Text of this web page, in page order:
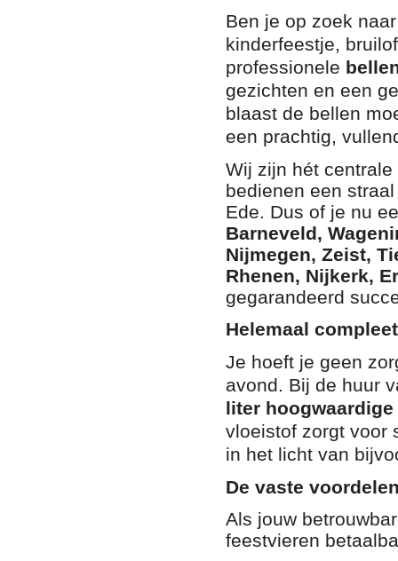
Ben je op zoek
kinderfeestje,
professionele
gezichten en een
blaast de bellen
een prachtig,
Wij zijn hét
bedienen een
Ede. Dus of je nu
Barneveld,
Nijmegen, Zeist,
Rhenen, Nijkerk,
gegarandeerd
Helemaal
Je hoeft je geen
avond. Bij de huur
liter
vloeistof zorgt voor
in het licht van
De vaste
Als jouw
feestvieren